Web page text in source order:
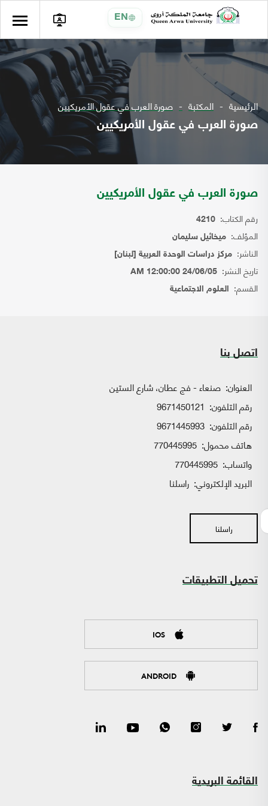
EN
الرئيسية المكتبة صورة العرب في عقول الأمريكيين
صورة العرب في عقول الأمريكيين
صورة العرب في عقول الأمريكيين
رقم الكتاب: 4210
المؤلف: ميخائيل سليمان
الناشر: مركز دراسات الوحدة العربية [لبنان]
تاريخ النشر: 24/06/05 12:00:00 AM
القسم: العلوم الاجتماعية
اتصل بنا
العنوان: صنعاء - فج عطان، شارع الستين
رقم التلفون: 9671450121
رقم التلفون: 9671445993
هاتف محمول: 770445995
واتساب:
البريد الإلكتروني: راسلنا
راسلنا
تحميل التطبيقات
IOS
ANDROID
القائمة البريدية